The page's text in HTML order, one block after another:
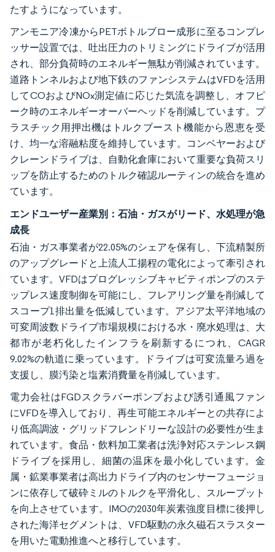
たすようになっています。
アンモニア冷凍からPETボトルブロー成形に至るコンプレ
ッサー設置では、吐出圧力のトリミングにドライブが活用
され、部分負荷時のエネルギー無駄が削減されています。
道路トンネルおよび地下鉄のファンシステムはVFDを活用
してCOおよびNOx測定値に応じた気流を調整し、オフピ
ーク時のエネルギーオーバーヘッドを削減しています。プ
ラスチック用押出機はトルクブースト機能から恩恵を受
け、均一な溶融粘度を維持しています。コンベヤーおよび
クレーンドライブは、自動化倉庫において重要な負荷スリ
ップを防止するためのトルク確認ルーティンの統合を進め
ています。
エンドユーザー産業別：石油・ガスがリード、水処理が急
成長
石油・ガス事業者が22.05%のシェアを保有し、下流精製所
のアップグレードと上流人工揚程の電化によって牽引され
ています。VFDはプログレッシブキャビティポンプのステ
ップレス速度制御を可能にし、フレアリング量を削減して
スコープ1排出量を低減しています。アジア太平洋地域の
可変周波数ドライブ市場規模における水・廃水処理は、大
都市が老朽化したインフラを刷新するにつれ、CAGR
9.02%の軌道に乗っています。ドライブは可変流量ろ過を
支援し、膜汚染と塩素消費量を削減しています。
電力会社はFGDスクラバーポンプおよび誘引通風ファン
にVFDを導入しており、再生可能エネルギーとの共存によ
り低高調波・グリッドフレンドリーな設計の必要性が生ま
れています。食品・飲料加工業者は洗浄対応ステンレス鋼
ドライブを採用し、細菌の温床を最小化しています。金
属・鉱業事業者は高出力ドライブ内のセンサーフュージョ
ンに依存して破砕ミルのトルクを平滑化し、スループット
を向上させています。IMOの2030年炭素強度目標に後押し
された海洋セグメントは、VFD駆動の永久磁石スラスター
を用いた電動推進へと移行しています。